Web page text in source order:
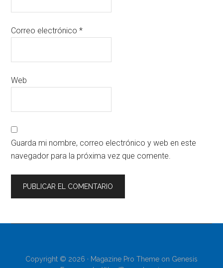
Correo electrónico*
Web
Guarda mi nombre, correo electrónico y web en este
navegador para la próxima vez que comente.
Copyright © 2026 · Magazine Pro Theme on Genesis